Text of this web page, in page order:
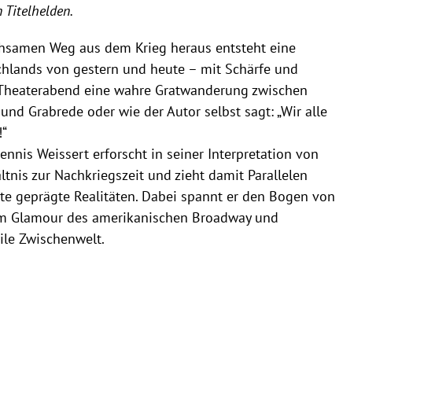
Titelhelden.
Weg aus dem Krieg heraus entsteht eine
von gestern und heute – mit Schärfe und
eine wahre Gratwanderung zwischen
Grabrede oder wie der Autor selbst sagt: „Wir alle
Weissert erforscht in seiner Interpretation von
zur Nachkriegszeit und zieht damit Parallelen
geprägte Realitäten. Dabei spannt er den Bogen von
Glamour des amerikanischen Broadway und
Zwischenwelt.